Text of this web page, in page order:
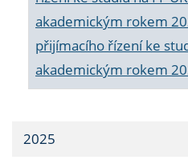
akademickým rokem
přijímacího řízení ke
akademickým rokem
2025